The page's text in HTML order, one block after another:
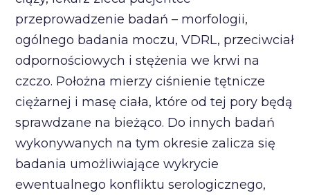
przeprowadzenie badań – morfologii,
ogólnego badania moczu, VDRL, przeciwciał
odpornościowych i stężenia we krwi na
czczo. Położna mierzy ciśnienie tętnicze
ciężarnej i masę ciała, które od tej pory będą
sprawdzane na bieżąco. Do innych badań
wykonywanych na tym okresie zalicza się
badania umożliwiające wykrycie
ewentualnego konfliktu serologicznego,